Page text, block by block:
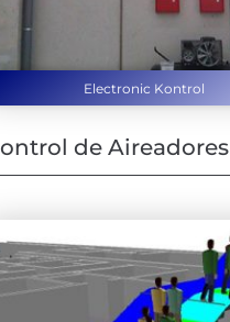
Electronic Kontrol
de Aireadores